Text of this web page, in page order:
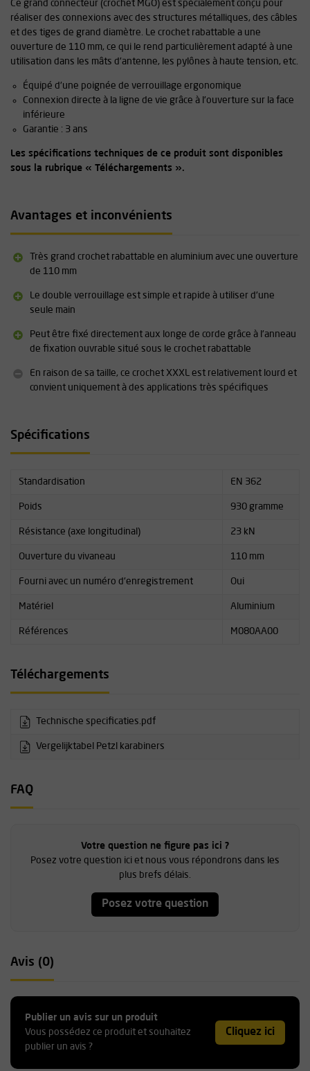
Ce grand connecteur (crochet MGO) est spécialement conçu pour
réaliser des connexions avec des structures métalliques, des câbles
et des tiges de grand diamètre. Le crochet rabattable a une
ouverture de 110 mm, ce qui le rend particulièrement adapté à une
utilisation dans les mâts d'antenne, les pylônes à haute tension, etc.
Équipé d'une poignée de verrouillage ergonomique
Connexion directe à la ligne de vie grâce à l'ouverture sur la face
inférieure
Garantie : 3 ans
Les spécifications techniques de ce produit sont disponibles
sous la rubrique « Téléchargements ».
Avantages et inconvénients
Très grand crochet rabattable en aluminium avec une ouverture
de 110 mm
Le double verrouillage est simple et rapide à utiliser d'une
seule main
Peut être fixé directement aux longe de corde grâce à l'anneau
de fixation ouvrable situé sous le crochet rabattable
En raison de sa taille, ce crochet XXXL est relativement lourd et
convient uniquement à des applications très spécifiques
Spécifications
Standardisation EN 362
Poids 930 gramme
Résistance (axe longitudinal) 23 kN
Ouverture du vivaneau 110 mm
Fourni avec un numéro d'enregistrement Oui
Matériel Aluminium
Références M080AA00
Téléchargements
Technische specificaties.pdf
Vergelijktabel Petzl karabiners
FAQ
Votre question ne figure pas ici ?
Posez votre question ici et nous vous répondrons dans les
plus brefs délais.
Posez votre question
Avis (0)
Publier un avis sur un produit
Vous possédez ce produit et souhaitez
publier un avis ?
Cliquez ici